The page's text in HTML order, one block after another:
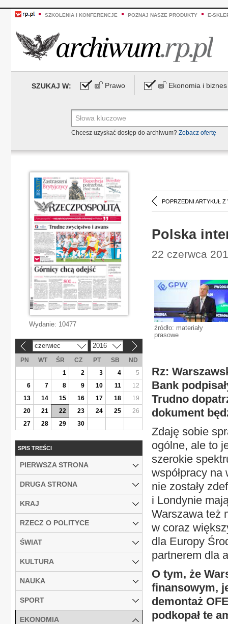
SZKOLENIA I KONFERENCJE POZNAJ NASZE PRODUKTY E-
SZUKAJ W: Prawo Ekonomia i biznes
Chcesz uzyskać dostęp do archiwum? Zobacz ofertę
POPRZEDNI ARTYKUŁ Z
Polska
22 czerwca
źródło: materiały
prasowe
Rz:
Bank
Trudno
dokument
Zdaję sobie
ogólne, ale to
szerokie
współpracy na
nie zostały
i Londynie
Warszawa też
w coraz
dla Europy
partnerem dla
O tym, że
finansowym,
demontaż
podkopał te
Wydanie: 10477
czerwiec 2016
PN WT ŚR CZ PT SB
ND
1
2 3 4
5
6
7 8 9 10 11
12
13
14 15 16 17 18
19
20
21 22 23 24 25
26
27
28 29 30
SPIS TREŚCI
PIERWSZA STRONA
DRUGA STRONA
KRAJ
RZECZ O POLITYCE
ŚWIAT
KULTURA
NAUKA
SPORT
EKONOMIA